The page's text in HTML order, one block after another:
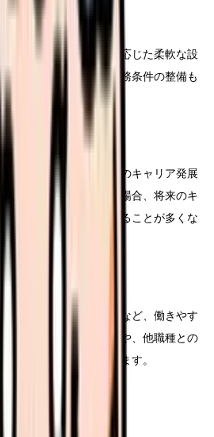
しつつ、経験や実績に応じた柔軟な設
制や休暇制度など、勤務条件の整備も
参加の奨励など、医師のキャリア発展
です。特に若手医師の場合、将来のキ
が、採用の決め手となることが多くな
ニケーションの活性化など、働きやす
。医師同士の情報共有や、他職種との
づくりが求められています。
案と実施